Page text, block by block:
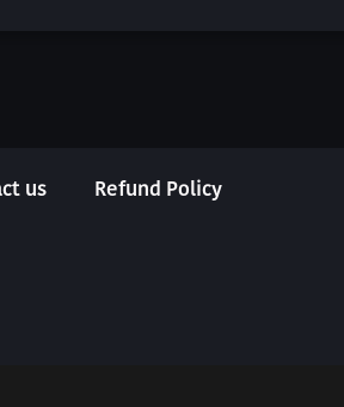
us
Refund Policy